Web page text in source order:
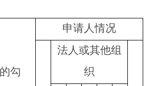
勾
申请人情况
法人或其他组
织